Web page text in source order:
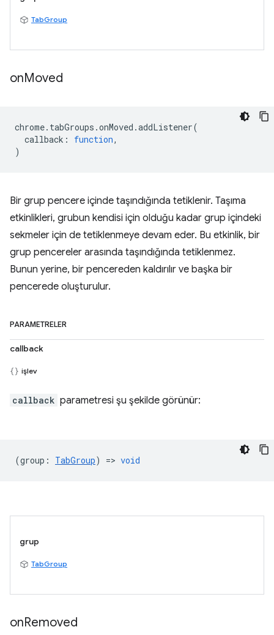
TabGroup
onMoved
chrome. tabGroups .onMoved .addListener(
callback : function,
)
Bir grup pencere içinde taşındığında tetiklenir. Taşıma
etkinlikleri, grubun kendisi için olduğu kadar grup içindeki
sekmeler için de tetiklenmeye devam eder. Bu etkinlik, bir
grup pencereler arasında taşındığında tetiklenmez.
Bunun yerine, bir pencereden kaldırılır ve başka bir
pencerede oluşturulur.
PARAMETRELER
callback
işlev
callback parametresi şu şekilde görünür:
(group : TabGroup) => void
grup
TabGroup
onRemoved